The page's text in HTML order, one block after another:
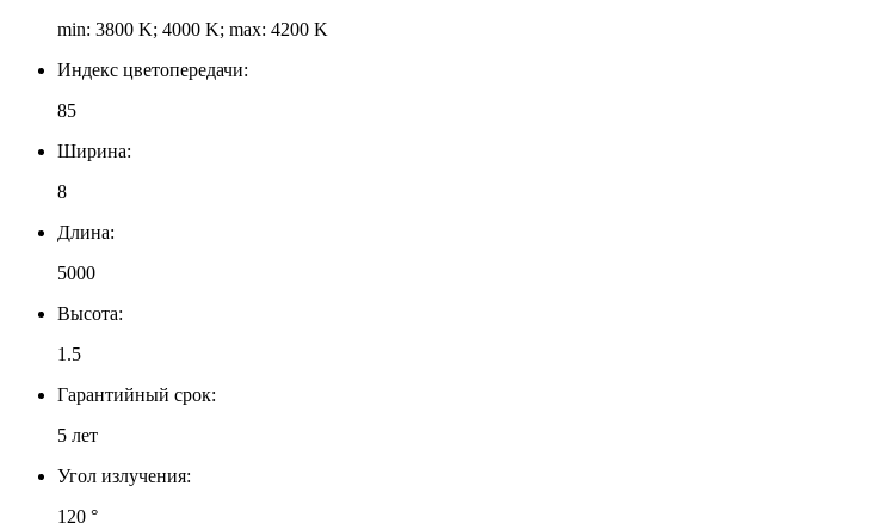
min: 3800 K; 4000 K; max: 4200 K
Индекс цветопередачи:
85
Ширина:
8
Длина:
5000
Высота:
1.5
Гарантийный срок:
5 лет
Угол излучения:
120 °